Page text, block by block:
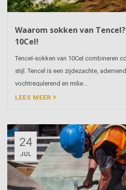
Waarom sokken van
10Cel!
Tencel-sokken van 10Cel combineren
stijl. Tencel is een zijdezachte,
vochtregulerend en milie...
LEES MEER
24
JUL